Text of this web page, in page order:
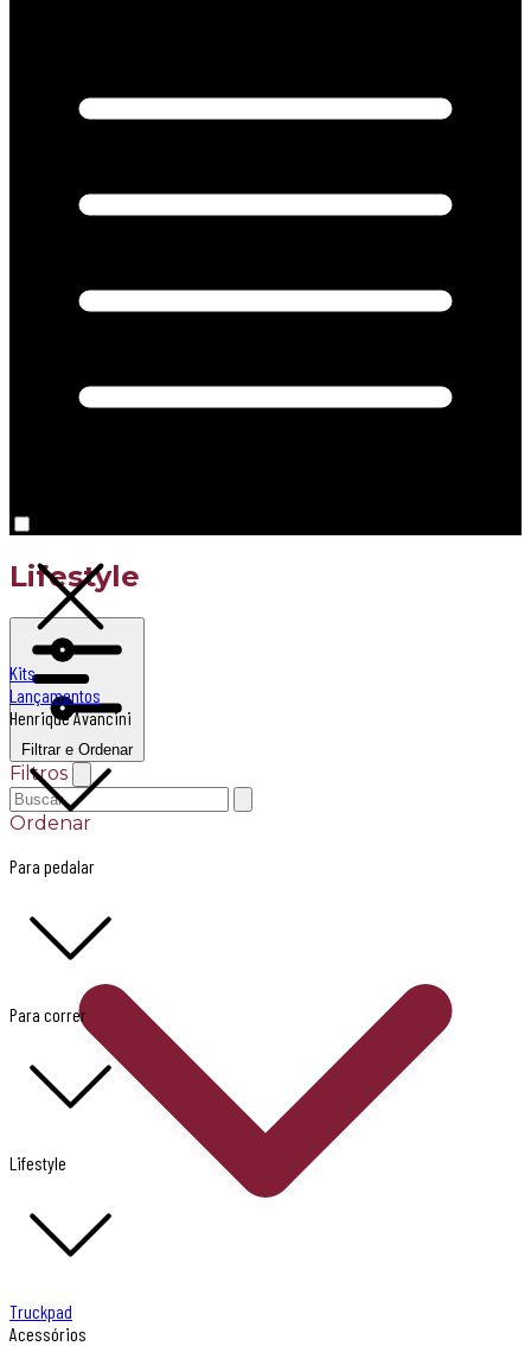
Kits
Lançamentos
Henrique Avancini
Para pedalar
Para correr
Lifestyle
Truckpad
Acessórios
Lifestyle
Filtrar e Ordenar
Filtros
Ordenar